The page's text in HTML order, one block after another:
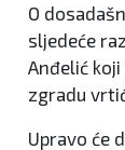
O
sljedeće
Anđelić
zgradu
Upravo će